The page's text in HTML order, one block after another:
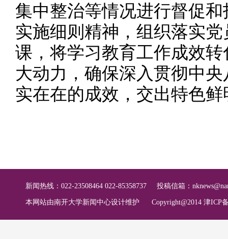
集中整治等情况进行督促
实施细则精神，组织落实
课，将学习教育工作成效
大动力，确保深入贯彻中
实在在的成效，交出特色
新闻热线：022-23508464 022-85358737 投稿信箱：
本网站由南开大学新闻中心设计维护 Copyright@2014 津ICP